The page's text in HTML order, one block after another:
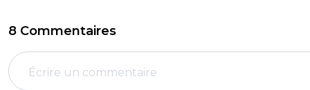
8 Commentaires